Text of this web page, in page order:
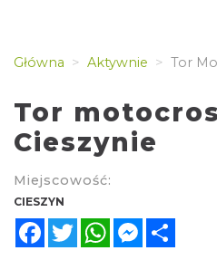
Główna Aktywnie Tor
Tor
Cieszynie
Miejscowość:
CIESZYN
FacebookTwitterWhatsAppMessenger